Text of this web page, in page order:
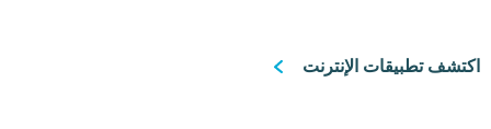
اكتشف تطبيقات الإنترنت